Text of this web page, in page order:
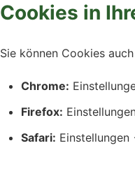
Cookies in
Sie können Cookies
Chrome:
Firefox:
Safari: